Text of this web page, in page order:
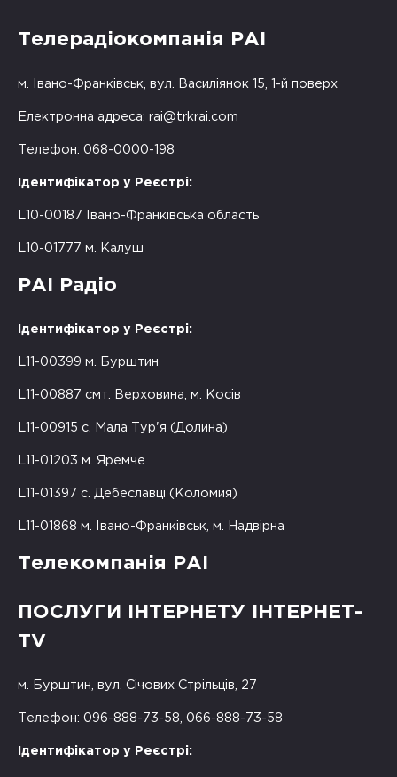
Телерадіокомпанія РАІ
м. Івано-Франківськ, вул. Василіянок 15, 1-й поверх
Електронна адреса: rai@trkrai.com
Телефон: 068-0000-198
Ідентифікатор у Реєстрі:
L10-00187 Івано-Франківська область
L10-01777 м. Калуш
РАІ Радіо
Ідентифікатор у Реєстрі:
L11-00399 м. Бурштин
L11-00887 смт. Верховина, м. Косів
L11-00915 с. Мала Тур'я (Долина)
L11-01203 м. Яремче
L11-01397 с. Дебеславці (Коломия)
L11-01868 м. Івано-Франківськ, м. Надвірна
Телекомпанія РАІ
ПОСЛУГИ ІНТЕРНЕТУ ІНТЕРНЕТ-
TV
м. Бурштин, вул. Січових Стрільців, 27
Телефон: 096-888-73-58, 066-888-73-58
Ідентифікатор у Реєстрі: